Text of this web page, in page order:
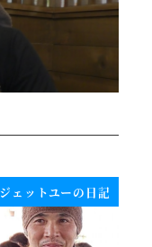
ジェットユーの日記